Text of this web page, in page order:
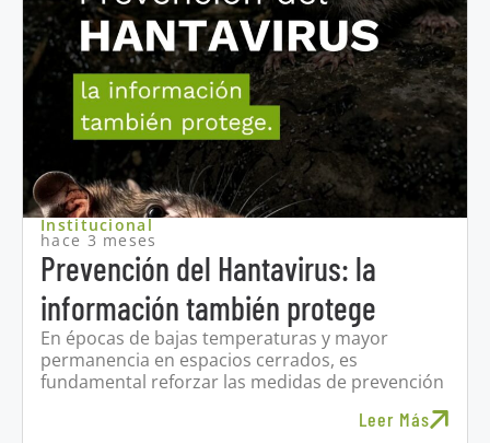
Institucional
hace 3 meses
Prevención del Hantavirus: la
información también protege
En épocas de bajas temperaturas y mayor
permanencia en espacios cerrados, es
fundamental reforzar las medidas de prevención
Leer Más